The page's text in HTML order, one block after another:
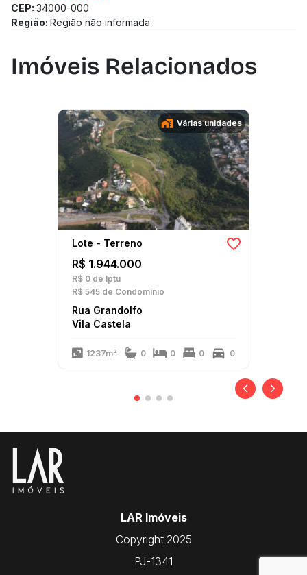
CEP: 34000-000
Região: Região não informada
Imóveis Relacionados
Várias unidades
Lote - Terreno
R$ 1.944.000
R$ 0 de Iptu
R$ 545 de Condomínio
Rua Grandolfo
Vila Castela
1237m² 0 0 0 0
LAR Imóveis
Copyright 2025
PJ-1341